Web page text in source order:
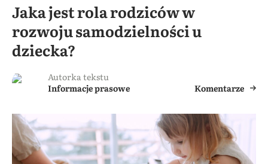
Jaka jest rola rodziców w
rozwoju samodzielności u
dziecka?
Autorka tekstu
Informacje prasowe
Komentarze